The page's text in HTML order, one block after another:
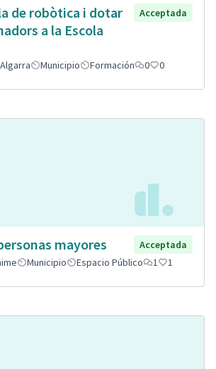
de robòtica i dotar
a la Escola
Acceptada
Municipio Formación 0 0
mayores
Acceptada
Municipio Espacio Público 1 1